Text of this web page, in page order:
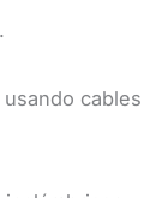
cables